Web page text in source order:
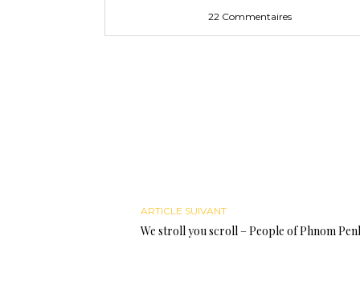
22 Commentaires
ARTICLE SUIVANT
We stroll you scroll – People of Phnom